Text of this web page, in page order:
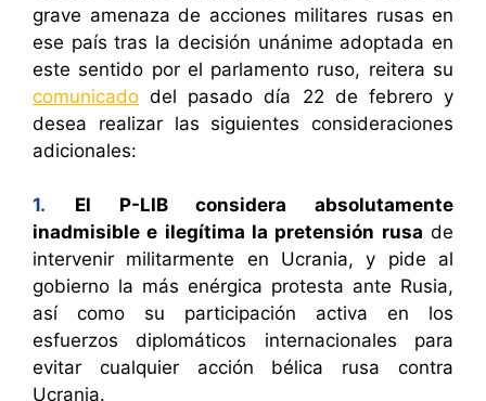
grave amenaza de acciones militares rusas en
ese país tras la decisión unánime adoptada en
este sentido por el parlamento ruso, reitera su
comunicado del pasado día 22 de febrero y
desea realizar las siguientes consideraciones
adicionales:
1.
El P-LIB considera absolutamente
inadmisible e ilegítima la pretensión rusa de
intervenir militarmente en Ucrania, y pide al
gobierno la más enérgica protesta ante Rusia,
así como su participación activa en los
esfuerzos diplomáticos internacionales para
evitar cualquier acción bélica rusa contra
Ucrania.